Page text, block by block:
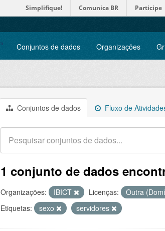
Simplifique! Comunica BR Participe
Conjuntos de dados Organizações
Conjuntos de dados Fluxo de
1 conjunto de dados
Organizações: IBICT Licenças: Outra
Etiquetas:
sexo servidores